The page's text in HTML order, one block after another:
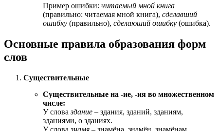
Пример ошибки: читаемый мной книга
(правильно: читаемая мной книга), сделавший
ошибку (правильно), сделаюший ошибку (ошибка).
Основные правила образования форм
слов
Существительные
Существительные на -ие, -ия во множественном
числе:
У словаздание – здания, зданий, зданиям,
зданиями, о зданиях.
У словазнамя – знамёна, знамён, знамёнам,